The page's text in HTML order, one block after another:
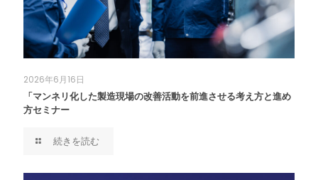
2026年6月16日
「マンネリ化した製造現場の改善活動を前進させる考え方と進め
方セミナー
続きを読む